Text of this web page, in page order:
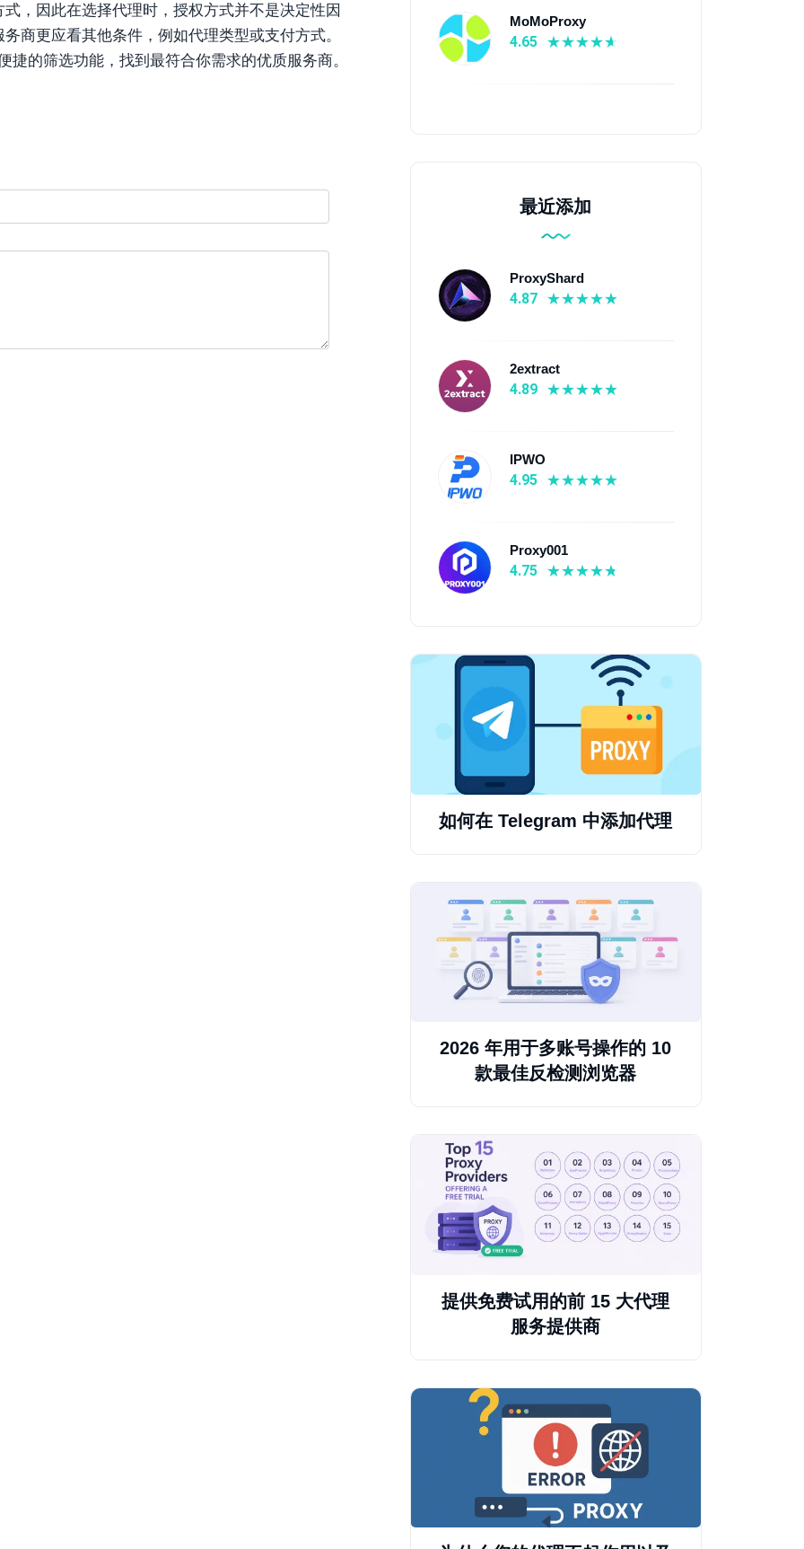
，因此在选择代理时，授权方式并不是决定性因
商更应看其他条件，例如代理类型或支付方式。
捷的筛选功能，找到最符合你需求的优质服务商。
MoMoProxy
4.65
最近添加
ProxyShard
4.87
2extract
4.89
IPWO
4.95
Proxy001
4.75
如何在 Telegram 中添加代理
2026 年用于多账号操作的 10
款最佳反检测浏览器
提供免费试用的前 15 大代理
服务提供商